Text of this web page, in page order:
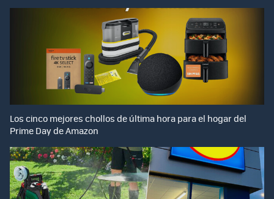
Los cinco mejores chollos de última hora para el hogar del
Prime Day de Amazon